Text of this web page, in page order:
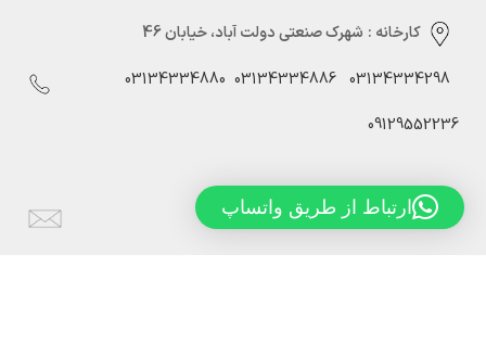
کارخانه : شهرک صنعتی دولت آباد، خیابان 46
03134334298
03134334886
03134334880
09129552236
Info@sepahansarmaco.ir
ارتباط از طریق واتساپ